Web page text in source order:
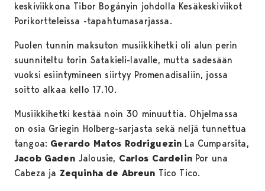
keskiviikkona Tibor Bogányin johdolla Kesäkeskiviikot
Porikortteleissa -tapahtumasarjassa.
Puolen tunnin maksuton musiikkihetki oli alun perin
suunniteltu torin Satakieli-lavalle, mutta sadesään
vuoksi esiintymineen siirtyy Promenadisaliin, jossa
soitto alkaa kello 17.10.
Musiikkihetki kestää noin 30 minuuttia. Ohjelmassa
on osia Griegin Holberg-sarjasta sekä neljä tunnettua
tangoa: Gerardo Matos Rodriguezin La Cumparsita,
Jacob GadenJalousie, Carlos Cardelin Por una
Cabeza ja Zequinha de Abreun Tico Tico.